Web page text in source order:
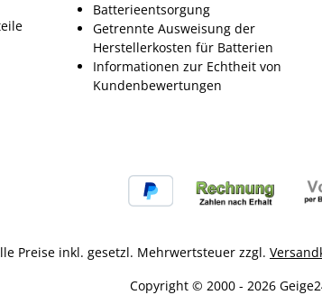
Batterieentsorgung
Getrennte Ausweisung der
Herstellerkosten für Batterien
Informationen zur Echtheit von
Kundenbewertungen
Preise inkl. gesetzl. Mehrwertsteuer zzgl.
Copyright © 2000 - 2026